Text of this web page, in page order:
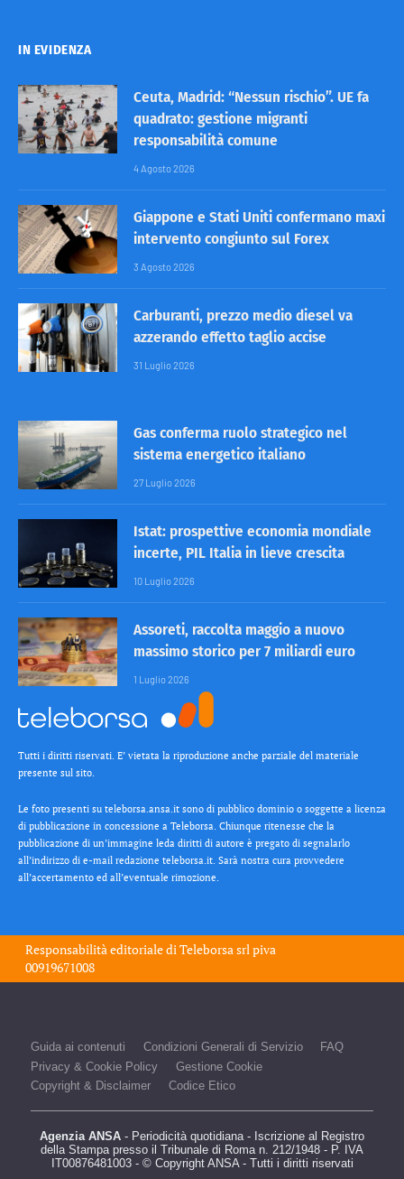
IN EVIDENZA
Ceuta, Madrid: “Nessun rischio”. UE fa
quadrato: gestione migranti
responsabilità comune
4 Agosto 2026
Giappone e Stati Uniti confermano maxi
intervento congiunto sul Forex
3 Agosto 2026
Carburanti, prezzo medio diesel va
azzerando effetto taglio accise
31 Luglio 2026
Gas conferma ruolo strategico nel
sistema energetico italiano
27 Luglio 2026
Istat: prospettive economia mondiale
incerte, PIL Italia in lieve crescita
10 Luglio 2026
Assoreti, raccolta maggio a nuovo
massimo storico per 7 miliardi euro
1 Luglio 2026
Tutti i diritti riservati. E’ vietata la riproduzione anche parziale del materiale
presente sul sito.
Le foto presenti su teleborsa.ansa.it sono di pubblico dominio o soggette a licenza
di pubblicazione in concessione a Teleborsa. Chiunque ritenesse che la
pubblicazione di un’immagine leda diritti di autore è pregato di segnalarlo
all’indirizzo di e-mail redazione teleborsa.it. Sarà nostra cura provvedere
all’accertamento ed all’eventuale rimozione.
Responsabilità editoriale diTeleborsa srlpiva
00919671008
Guida ai contenuti Condizioni Generali di Servizio
FAQ
Privacy & Cookie Policy
Gestione Cookie
Copyright & Disclaimer
Codice Etico
Agenzia ANSA - Periodicità quotidiana - Iscrizione al Registro
della Stampa presso il Tribunale di Roma n. 212/1948 - P. IVA
IT00876481003 - © Copyright ANSA - Tutti i diritti riservati